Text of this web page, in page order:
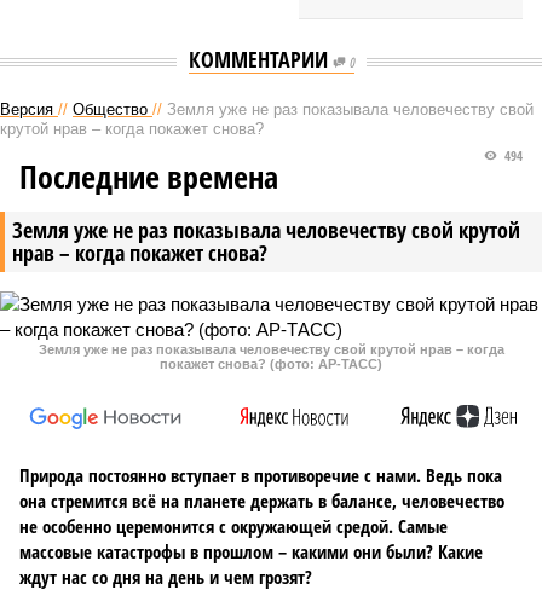
КОММЕНТАРИИ 0
Версия // Общество // Земля уже не раз показывала человечеству свой
крутой нрав – когда покажет снова?
Земля уже не раз показывала человечеству свой крутой
нрав – когда покажет снова?
494
Последние времена
Земля уже не раз показывала человечеству свой крутой нрав – когда
покажет снова? (фото: АР-ТАСС)
Природа постоянно вступает в противоречие с нами. Ведь пока
она стремится всё на планете держать в балансе, человечество
не особенно церемонится с окружающей средой. Самые
массовые катастрофы в прошлом – какими они были? Какие
ждут нас со дня на день и чем грозят?